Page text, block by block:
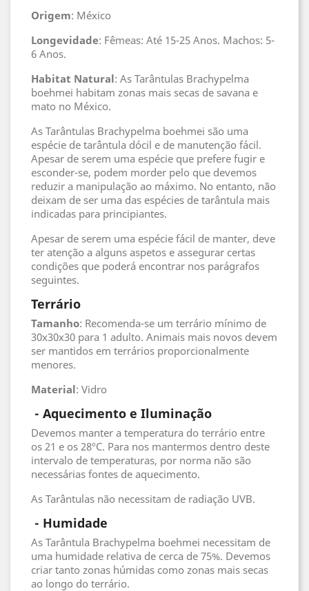
Origem: México
Longevidade: Fêmeas: Até 15-25 Anos. Machos: 5-
6 Anos.
Habitat Natural: As Tarântulas Brachypelma
boehmei habitam zonas mais secas de savana e
mato no México.
As Tarântulas Brachypelma boehmei são uma
espécie de tarântula dócil e de manutenção fácil.
Apesar de serem uma espécie que prefere fugir e
esconder-se, podem morder pelo que devemos
reduzir a manipulação ao máximo. No entanto, não
deixam de ser uma das espécies de tarântula mais
indicadas para principiantes.
Apesar de serem uma espécie fácil de manter, deve
ter atenção a alguns aspetos e assegurar certas
condições que poderá encontrar nos parágrafos
seguintes.
Terrário
Tamanho: Recomenda-se um terrário mínimo de
30x30x30 para 1 adulto. Animais mais novos devem
ser mantidos em terrários proporcionalmente
menores.
Material: Vidro
- Aquecimento e Iluminação
Devemos manter a temperatura do terrário entre
os 21 e os 28ºC. Para nos mantermos dentro deste
intervalo de temperaturas, por norma não são
necessárias fontes de aquecimento.
As Tarântulas não necessitam de radiação UVB.
- Humidade
As Tarântula Brachypelma boehmei necessitam de
uma humidade relativa de cerca de 75%. Devemos
criar tanto zonas húmidas como zonas mais secas
ao longo do terrário.